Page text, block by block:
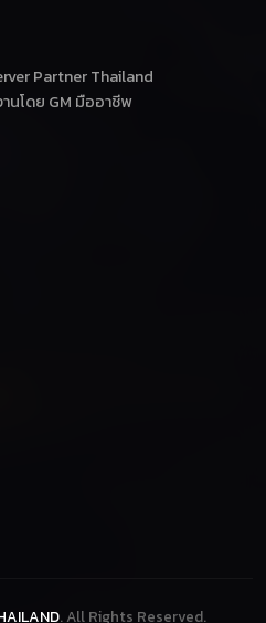
Partner Thailand
นโดย GM มืออาชีพ
. All Rights Reserved.